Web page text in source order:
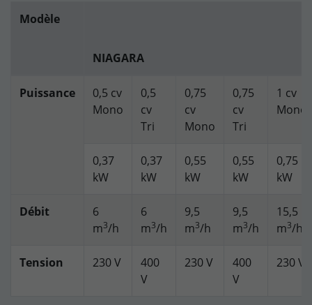
Modèle
NIAGARA
Puissance
0,5 cv
Mono
0,5
cv
Tri
0,75
cv
Mono
0,75
cv
Tri
1 cv
Mono
0,37
kW
0,37
kW
0,55
kW
0,55
kW
0,75
kW
Débit
6
m3/h
6
m3/h
9,5
m3/h
9,5
m3/h
15,5
m3/h
Tension 230 V
400
V
230 V
400
V
230 V